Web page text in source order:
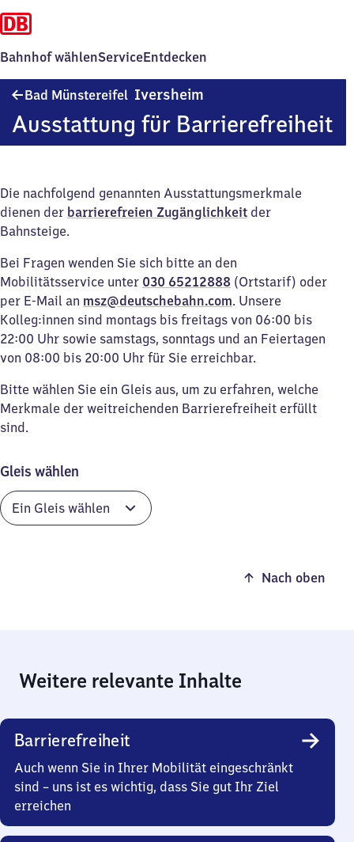
Bahnhof wählenServiceEntdecken
Bad Münstereifel Iversheim
Münstereifel-
Ausstattung für Barrierefreiheit
Die nachfolgend genannten Ausstattungsmerkmale
dienen der barrierefreien Zugänglichkeit der
Bahnsteige.
Bei Fragen wenden Sie sich bitte an den
Mobilitätsservice unter 030 65212888 (Ortstarif) oder
per E-Mail an msz@deutschebahn.com. Unsere
Kolleg:innen sind montags bis freitags von 06:00 bis
22:00 Uhr sowie samstags, sonntags und an Feiertagen
von 08:00 bis 20:00 Uhr für Sie erreichbar.
Bitte wählen Sie ein Gleis aus, um zu erfahren, welche
Merkmale der weitreichenden Barrierefreiheit erfüllt
sind.
Gleis wählen
Nach oben
Weitere relevante Inhalte
Barrierefreiheit
Auch wenn Sie in Ihrer Mobilität eingeschränkt
sind – uns ist es wichtig, dass Sie gut Ihr Ziel
erreichen